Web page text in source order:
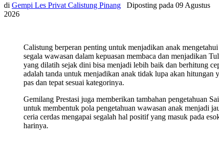
di Gempi Les Privat Calistung Pinang Diposting pada 09 Agustus
2026
Calistung berperan penting untuk menjadikan anak mengetahui
segala wawasan dalam kepuasan membaca dan menjadikan
yang dilatih sejak dini bisa menjadi lebih baik dan berhitung
adalah tanda untuk menjadikan anak tidak lupa akan hitungan
pas dan tepat sesuai kategorinya.
Gemilang Prestasi juga memberikan tambahan pengetahuan
untuk membentuk pola pengetahuan wawasan anak menjadi
ceria cerdas mengapai segalah hal positif yang masuk pada
harinya.